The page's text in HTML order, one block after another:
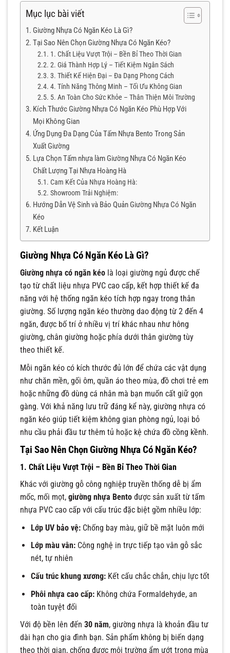
Mục lục bài viết
Giường Nhựa Có Ngăn Kéo Là Gì?
Tại Sao Nên Chọn Giường Nhựa Có Ngăn Kéo?
1. Chất Liệu Vượt Trội – Bền Bỉ Theo Thời Gian
2. Giá Thành Hợp Lý – Tiết Kiệm Ngân Sách
3. Thiết Kế Hiện Đại – Đa Dạng Phong Cách
4. Tính Năng Thông Minh – Tối Ưu Không Gian
5. An Toàn Cho Sức Khỏe – Thân Thiện Môi Trường
Kích Thước Giường Nhựa Có Ngăn Kéo Phù Hợp Với
Mọi Không Gian
Ứng Dụng Đa Dạng Của Tấm Nhựa Bento Trong Sản
Xuất Giường
Lựa Chọn Tấm nhựa làm Giường Nhựa Có Ngăn Kéo
Chất Lượng Tại Nhựa Hoàng Hà
Cam Kết Của Nhựa Hoàng Hà:
Showroom Trải Nghiệm:
Hướng Dẫn Vệ Sinh và Bảo Quản Giường Nhựa Có Ngăn
Kéo
Kết Luận
Giường Nhựa Có Ngăn Kéo Là Gì?
Giường nhựa có ngăn kéo là loại giường ngủ được chế
tạo từ chất liệu nhựa PVC cao cấp, kết hợp thiết kế đa
năng với hệ thống ngăn kéo tích hợp ngay trong thân
giường. Số lượng ngăn kéo thường dao động từ 2 đến 4
ngăn, được bố trí ở nhiều vị trí khác nhau như hông
giường, chân giường hoặc phía dưới thân giường tùy
theo thiết kế.
Mỗi ngăn kéo có kích thước đủ lớn để chứa các vật dụng
như chăn mền, gối ôm, quần áo theo mùa, đồ chơi trẻ em
hoặc những đồ dùng cá nhân mà bạn muốn cất giữ gọn
gàng. Với khả năng lưu trữ đáng kể này, giường nhựa có
ngăn kéo giúp tiết kiệm không gian phòng ngủ, loại bỏ
nhu cầu phải đầu tư thêm tủ hoặc kệ chứa đồ cồng kềnh.
Tại Sao Nên Chọn Giường Nhựa Có Ngăn Kéo?
1. Chất Liệu Vượt Trội – Bền Bỉ Theo Thời Gian
Khác với giường gỗ công nghiệp truyền thống dễ bị ẩm
mốc, mối mọt, giường nhựa Bento được sản xuất từ tấm
nhựa PVC cao cấp với cấu trúc đặc biệt gồm nhiều lớp:
Lớp UV bảo vệ:Chống bay màu, giữ bề mặt luôn mới
Lớp màu vân:Công nghệ in trực tiếp tạo vân gỗ sắc
nét, tự nhiên
Cấu trúc khung xương:Kết cấu chắc chắn, chịu lực tốt
Phôi nhựa cao cấp:Không chứa Formaldehyde, an
toàn tuyệt đối
Với độ bền lên đến 30 năm, giường nhựa là khoản đầu tư
dài hạn cho gia đình bạn. Sản phẩm không bị biến dạng
theo thời gian, chống được môi trường ẩm ướt trong mùa